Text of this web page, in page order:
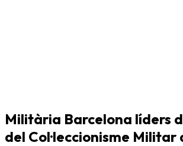
Militària Barcelona líders
del Col·leccionisme Militar